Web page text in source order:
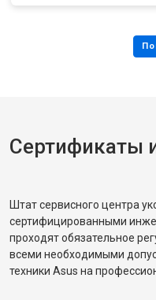
Сертификаты
Штат сервисного центра
сертифицированными
проходят обязательное
всеми необходимыми
техники Asus на